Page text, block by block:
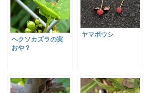
ヘクソカズラの実
おや？
ヤマボウシ